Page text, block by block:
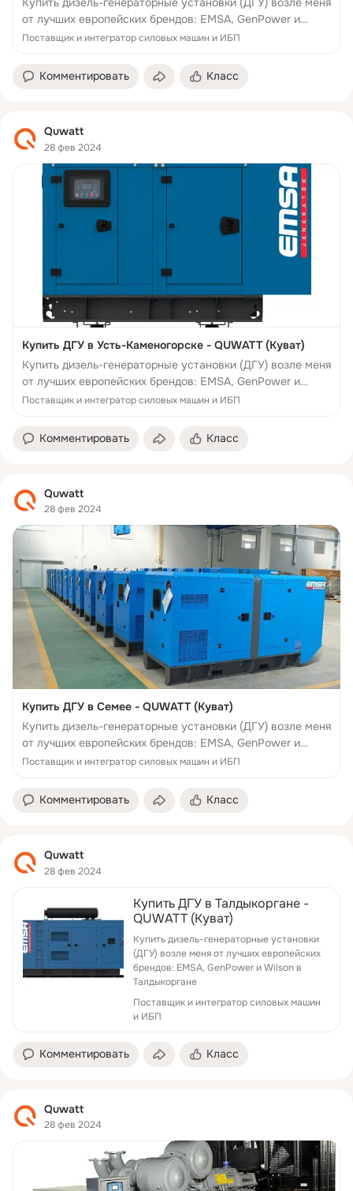
от лучших европейских брендов: EMSA, GenPower и
Wilson в Караганде
Поставщик и интегратор силовых машин и ИБП
Комментировать Класс
Quwatt
28 фев 2024
Купить ДГУ в Усть-Каменогорске - QUWATT (Куват)
Купить дизель-генераторные установки (ДГУ) возле меня
от лучших европейских брендов: EMSA, GenPower и
Wilson в Усть-Каменогорске
Поставщик и интегратор силовых машин и ИБП
Комментировать Класс
Quwatt
28 фев 2024
Купить ДГУ в Семее - QUWATT (Куват)
Купить дизель-генераторные установки (ДГУ) возле меня
от лучших европейских брендов: EMSA, GenPower и
Wilson в городе Семей
Поставщик и интегратор силовых машин и ИБП
Комментировать Класс
Quwatt
28 фев 2024
Купить ДГУ в Талдыкоргане -
QUWATT (Куват)
Купить дизель-генераторные установки
(ДГУ) возле меня от лучших европейских
брендов: EMSA, GenPower и Wilson в
Талдыкоргане
Поставщик и интегратор силовых машин
и ИБП
Комментировать Класс
Quwatt
28 фев 2024